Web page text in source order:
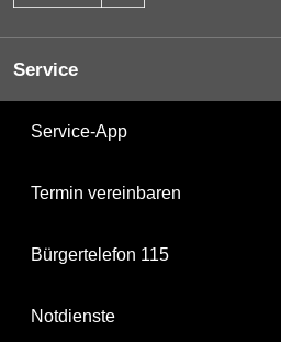
Service
Service-App
Termin vereinbaren
Bürgertelefon 115
Notdienste